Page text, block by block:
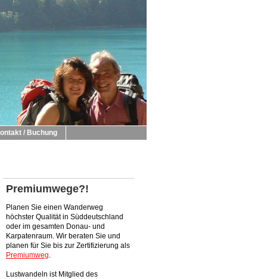
/ Buchung
Premiumwege?!
Planen Sie einen Wanderweg
höchster Qualität in Süddeutschland
oder im gesamten Donau- und
Karpatenraum. Wir beraten Sie und
planen für Sie bis zur Zertifizierung als
Premiumweg.
Lustwandeln ist Mitglied des